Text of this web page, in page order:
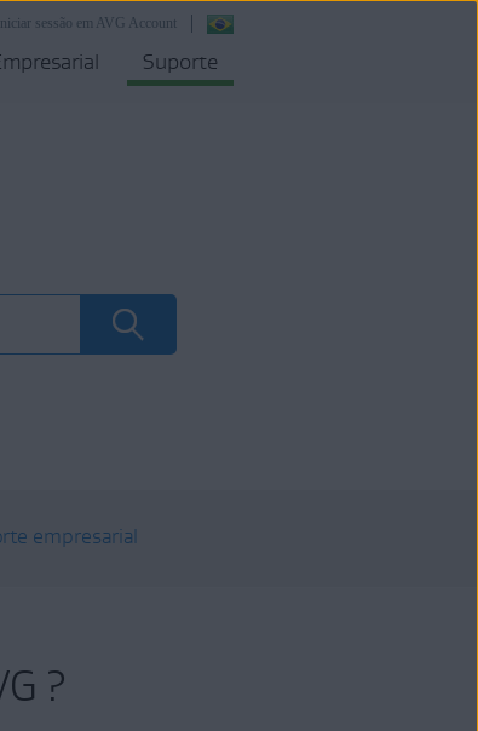
Iniciar sessão em AVG Account
Suporte
empresarial
?